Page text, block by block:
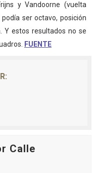
y Vandoorne (vuelta
ser octavo, posición
Y estos resultados no se
FUENTE
Calle